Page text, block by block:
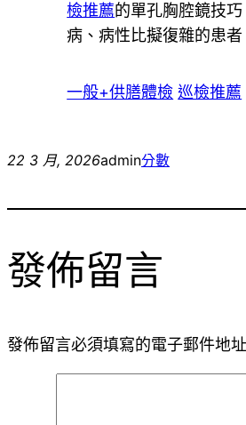
檢推薦的單孔胸腔鏡技
病、病性比擬復雜的患
一般+供膳體檢 巡檢推薦
22 3 月, 2026admin分數
發佈留言
發佈留言必須填寫的電子郵件地